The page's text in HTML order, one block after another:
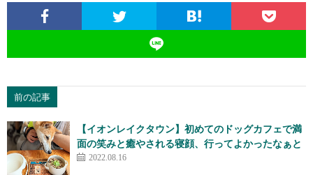
前の記事
【イオンレイクタウン】初めてのドッグカフェで満
面の笑みと癒やされる寝顔、行ってよかったなぁと
2022.08.16